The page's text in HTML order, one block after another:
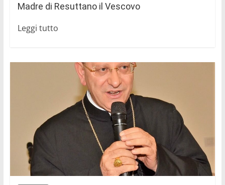
Madre di Resuttano il Vescovo
Leggi tutto